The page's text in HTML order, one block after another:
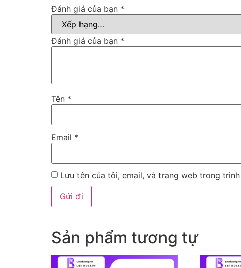
Đánh giá của bạn *
Đánh giá của bạn *
Tên *
Email *
Lưu tên của tôi, email, và trang web trong
Sản phẩm tương tự